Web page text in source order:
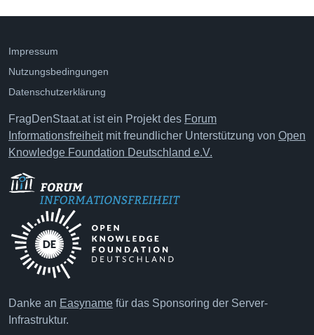
Impressum
Nutzungsbedingungen
Datenschutzerklärung
FragDenStaat.at ist ein Projekt des Forum
Informationsfreiheitmit freundlicher Unterstützung von Open
Knowledge Foundation Deutschland e.V.
Danke an Easyname für das Sponsoring der Server-
Infrastruktur.